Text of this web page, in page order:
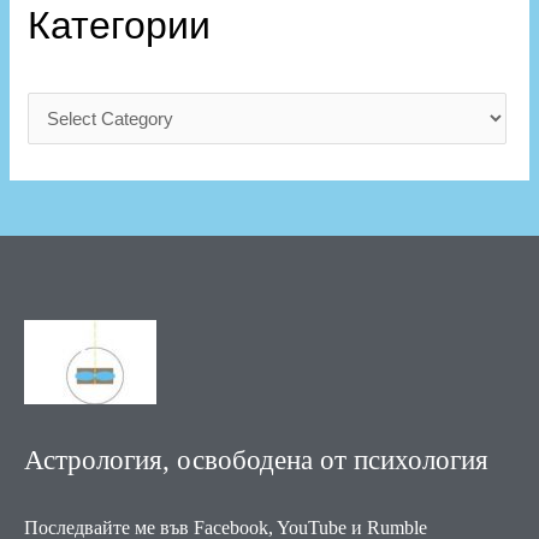
Категории
Астрология, освободена от психология
Последвайте ме във Facebook, YouTube и Rumble